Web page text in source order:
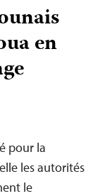
en
pour la
les autorités
le